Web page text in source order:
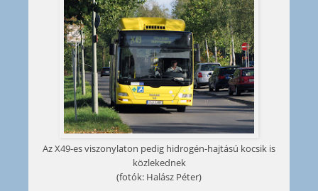
Az X49-es viszonylaton pedig hidrogén-hajtású kocsik is
közlekednek
(fotók: Halász Péter)